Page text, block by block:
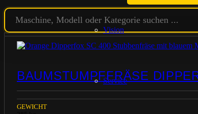
Vision
Service
BAUMSTUMPFFRÄSE
GEWICHT